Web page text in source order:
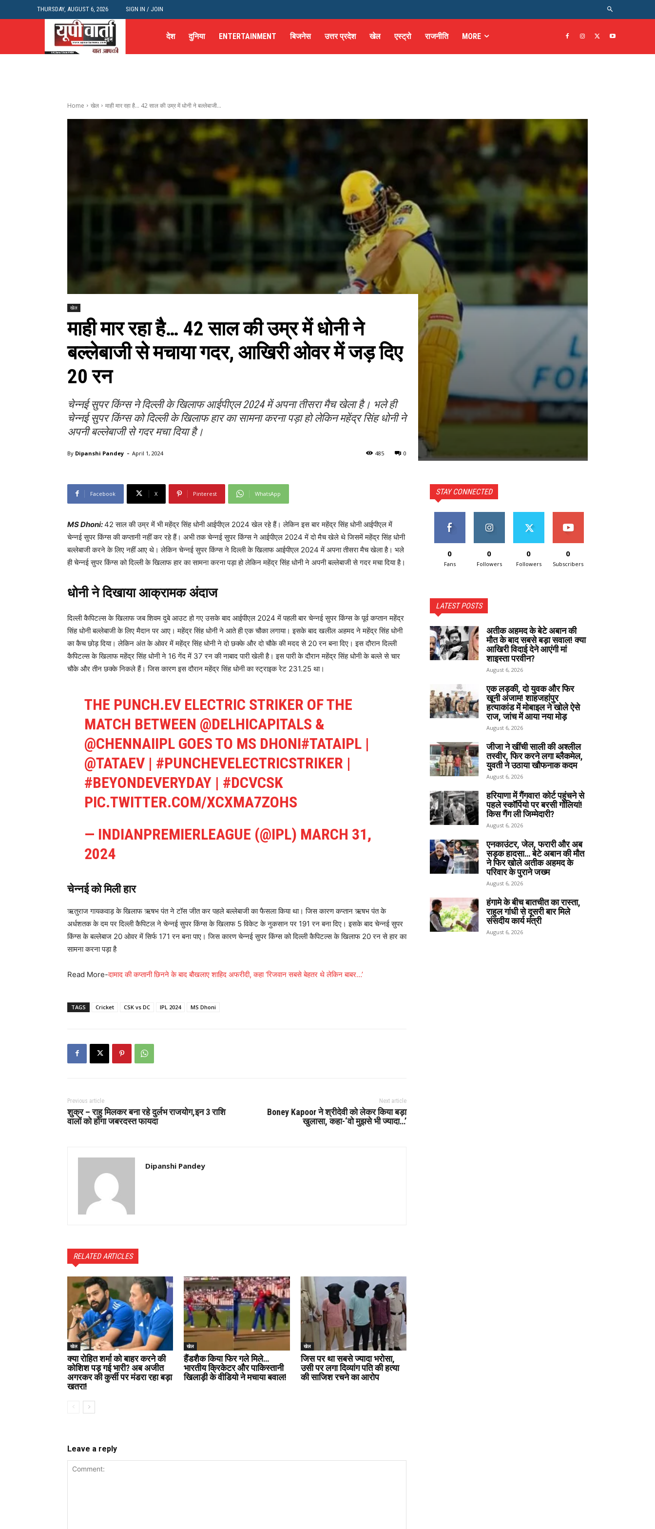
THURSDAY, AUGUST 6, 2026 SIGN IN / JOIN
देश दुनिया ENTERTAINMENT बिजनेस उत्तर प्रदेश खेल एस्ट्रो राजनीति MORE
Home खेल माही मार रहा है... 42 साल की उम्र में धोनी ने बल्लेबाजी...
खेल
माही मार रहा है… 42 साल की उम्र में धोनी ने
बल्लेबाजी से मचाया गदर, आखिरी ओवर में जड़ दिए
20 रन
चेन्नई सुपर किंग्स ने दिल्ली के खिलाफ आईपीएल 2024 में अपना तीसरा मैच खेला है। भले ही
चेन्नई सुपर किंग्स को दिल्ली के खिलाफ हार का सामना करना पड़ा हो लेकिन महेंद्र सिंह धोनी ने
अपनी बल्लेबाजी से गदर मचा दिया है।
By Dipanshi Pandey - April 1, 2024 0
485
Facebook X Pinterest WhatsApp
MS Dhoni:42 साल की उम्र में भी महेंद्र सिंह धोनी आईपीएल 2024 खेल रहे हैं। लेकिन इस बार महेंद्र सिंह धोनी आईपीएल में
चेन्नई सुपर किंग्स की कप्तानी नहीं कर रहे हैं। अभी तक चेन्नई सुपर किंग्स ने आईपीएल 2024 में दो मैच खेले थे जिसमें महेंद्र सिंह धोनी
बल्लेबाजी करने के लिए नहीं आए थे। लेकिन चेन्नई सुपर किंग्स ने दिल्ली के खिलाफ आईपीएल 2024 में अपना तीसरा मैच खेला है। भले
ही चेन्नई सुपर किंग्स को दिल्ली के खिलाफ हार का सामना करना पड़ा हो लेकिन महेंद्र सिंह धोनी ने अपनी बल्लेबाजी से गदर मचा दिया है।
धोनी ने दिखाया आक्रामक अंदाज
दिल्ली कैपिटल्स के खिलाफ जब शिवम दुबे आउट हो गए उसके बाद आईपीएल 2024 में पहली बार चेन्नई सुपर किंग्स के पूर्व कप्तान महेंद्र
सिंह धोनी बल्लेबाजी के लिए मैदान पर आए। महेंद्र सिंह धोनी ने आते ही एक चौका लगाया। इसके बाद खलील अहमद ने महेंद्र सिंह धोनी
का कैच छोड़ दिया। लेकिन अंत के ओवर में महेंद्र सिंह धोनी ने दो छक्के और दो चौके की मदद से 20 रन बना दिए। इस दौरान दिल्ली
कैपिटल्स के खिलाफ महेंद्र सिंह धोनी ने 16 गेंद में 37 रन की नाबाद पारी खेली है। इस पारी के दौरान महेंद्र सिंह धोनी के बल्ले से चार
चौके और तीन छक्के निकले हैं। जिस कारण इस दौरान महेंद्र सिंह धोनी का स्ट्राइक रेट 231.25 था।
THE PUNCH.EV ELECTRIC STRIKER OF THE
MATCH BETWEEN @DELHICAPITALS &
@CHENNAIIPLGOES TO MS DHONI#TATAIPL|
@TATAEV| #PUNCHEVELECTRICSTRIKER |
#BEYONDEVERYDAY| #DCVCSK
PIC.TWITTER.COM/XCXMA7ZOHS
— INDIANPREMIERLEAGUE (@IPL) MARCH 31,
2024
चेन्नई को मिली हार
ऋतुराज गायकवाड़ के खिलाफ ऋषभ पंत ने टॉस जीत कर पहले बल्लेबाजी का फैसला किया था। जिस कारण कप्तान ऋषभ पंत के
अर्धशतक के दम पर दिल्ली कैपिटल ने चेन्नई सुपर किंग्स के खिलाफ 5 विकेट के नुकसान पर 191 रन बना दिए। इसके बाद चेन्नई सुपर
किंग्स के बल्लेबाज 20 ओवर में सिर्फ 171 रन बना पाए। जिस कारण चेन्नई सुपर किंग्स को दिल्ली कैपिटल्स के खिलाफ 20 रन से हार का
सामना करना पड़ा है
Read More-दामाद की कप्तानी छिनने के बाद बौखलाए शाहिद अफरीदी, कहा ‘रिजवान सबसे बेहतर थे लेकिन बाबर…’
TAGS Cricket CSK vs DC IPL 2024 MS Dhoni
Previous article
शुक्र – राहु मिलकर बना रहे दुर्लभ राजयोग,इन 3 राशि
वालों को होगा जबरदस्त फायदा
Next article
Boney Kapoor ने श्रीदेवी को लेकर किया बड़ा
खुलासा, कहा-‘वो मुझसे भी ज्यादा…’
Dipanshi Pandey
RELATED ARTICLES
खेल
क्या रोहित शर्मा को बाहर करने की
कोशिश पड़ गई भारी? अब अजीत
अगरकर की कुर्सी पर मंडरा रहा बड़ा
खतरा!
खेल
हैंडशैक किया फिर गले मिले…
भारतीय क्रिकेटर और पाकिस्तानी
खिलाड़ी के वीडियो ने मचाया बवाल!
खेल
जिस पर था सबसे ज्यादा भरोसा,
उसी पर लगा दिव्यांग पति की हत्या
की साजिश रचने का आरोप
Leave a reply
STAY CONNECTED
0
Fans
0
Followers
0
Followers
0
Subscribers
LATEST POSTS
अतीक अहमद के बेटे अबान की
मौत के बाद सबसे बड़ा सवाल! क्या
आखिरी विदाई देने आएंगी मां
शाइस्ता परवीन?
August 6, 2026
एक लड़की, दो युवक और फिर
खूनी अंजाम! शाहजहांपुर
हत्याकांड में मोबाइल ने खोले ऐसे
राज, जांच में आया नया मोड़
August 6, 2026
जीजा ने खींची साली की अश्लील
तस्वीर, फिर करने लगा ब्लैकमेल,
युवती ने उठाया खौफनाक कदम
August 6, 2026
हरियाणा में गैंगवार! कोर्ट पहुंचने से
पहले स्कॉर्पियो पर बरसी गोलियां!
किस गैंग ली जिम्मेदारी?
August 6, 2026
एनकाउंटर, जेल, फरारी और अब
सड़क हादसा… बेटे अबान की मौत
ने फिर खोले अतीक अहमद के
परिवार के पुराने जख्म
August 6, 2026
हंगामे के बीच बातचीत का रास्ता,
राहुल गांधी से दूसरी बार मिले
संसदीय कार्य मंत्री
August 6, 2026